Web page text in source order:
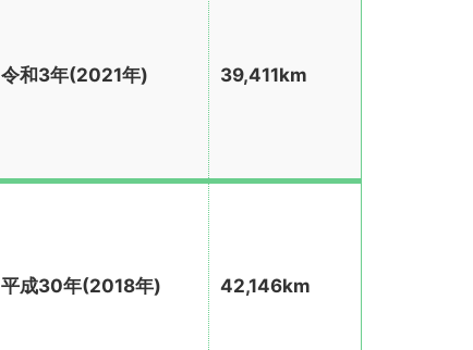
令和3年(2021年) 39,411km
平成30年(2018年) 42,146km